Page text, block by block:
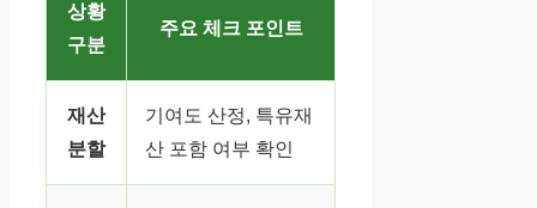
상황
구분
주요 체크 포인트
재산
분할
기여도 산정, 특유재
산 포함 여부 확인